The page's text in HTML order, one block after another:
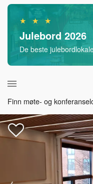
★ ★ ★
Julebord 2026
De beste
Finn møte- og